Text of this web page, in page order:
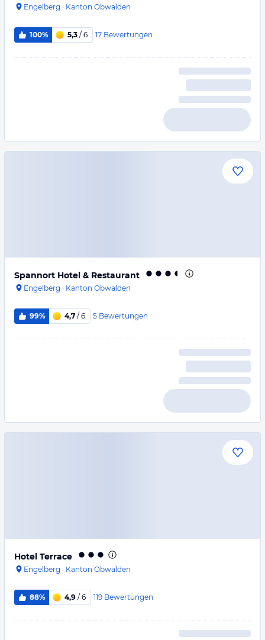
Engelberg · Kanton Obwalden
100% 5,3 / 6 17 Bewertungen
Spannort Hotel & Restaurant
Engelberg · Kanton Obwalden
99% 4,7 / 6 5 Bewertungen
Hotel Terrace
Engelberg · Kanton Obwalden
88% 4,9 / 6 119 Bewertungen